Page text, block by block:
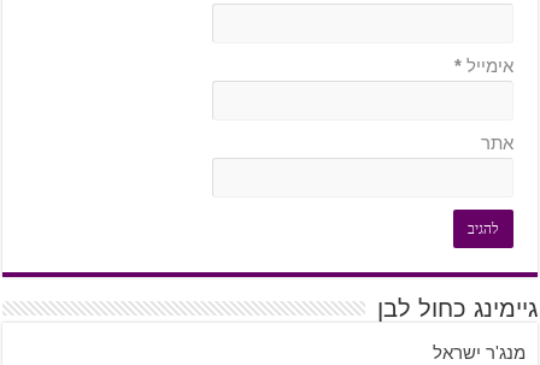
אימייל *
אתר
גיימינג כחול לבן
מנג'ר ישראל